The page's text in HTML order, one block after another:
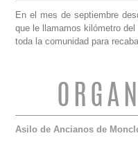
En el mes de septiembre
que le llamamos kilómetro
toda la comunidad para
Asilo de Ancianos de